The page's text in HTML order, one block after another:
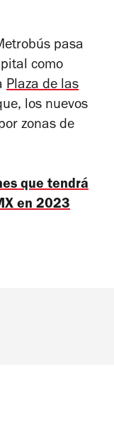
pasa
como
Plaza de las
los nuevos
zonas de
que tendrá
en 2023